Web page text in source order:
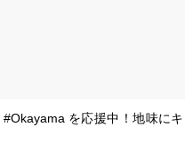
を応援中！地味に